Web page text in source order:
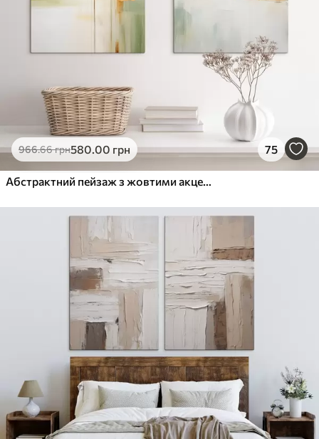
966.66грн580.00 грн 75
Абстрактний пейзаж з жовтими акцентами, мінімалістична композиція землі, води та неба, з приглушеними кольорами